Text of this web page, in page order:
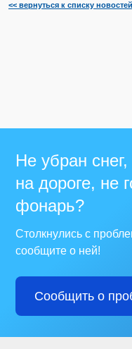
<< вернуться к списку новостей
Не убран
на дороге, не
фонарь?
Столкнулись с
сообщите о ней!
Сообщить о